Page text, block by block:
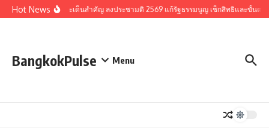
Skip to content
Hot Newsรวมประเด็นสำคัญ ลงประชามติ 2569 แก้รัฐธรรมนูญ เช็กสิทธิและขั้นตอ
BangkokPulse Menu